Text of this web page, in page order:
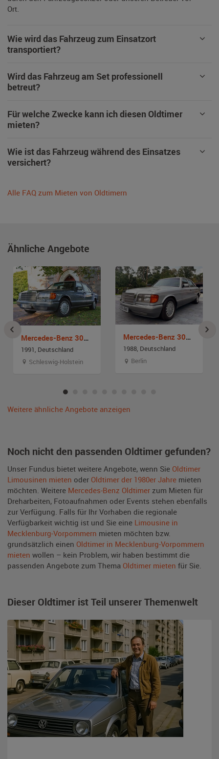
Ort.
Wie wird das Fahrzeug zum Einsatzort
transportiert?
Wird das Fahrzeug am Set professionell
betreut?
Für welche Zwecke kann ich diesen Oldtimer
mieten?
Wie ist das Fahrzeug während des Einsatzes
versichert?
Alle FAQ zum Mieten von Oldtimern
Ähnliche Angebote
Mercedes-Benz 300SEL W126
1991, Deutschland
Schleswig-Holstein
Mercedes-Benz 300 SE W126
1988, Deutschland
Berlin
Weitere ähnliche Angebote anzeigen
Noch nicht den passenden Oldtimer gefunden?
Unser Fundus bietet weitere Angebote, wenn Sie Oldtimer
Limousinen mieten oder Oldtimer der 1980er Jahre mieten
möchten. Weitere Mercedes-Benz Oldtimer zum Mieten für
Dreharbeiten, Fotoaufnahmen oder Events stehen ebenfalls
zur Verfügung. Falls für Ihr Vorhaben die regionale
Verfügbarkeit wichtig ist und Sie eine Limousine in
Mecklenburg-Vorpommern mieten möchten bzw.
grundsätzlich einen Oldtimer in Mecklenburg-Vorpommern
mieten wollen – kein Problem, wir haben bestimmt die
passenden Angebote zum Thema Oldtimer mieten für Sie.
Dieser Oldtimer ist Teil unserer Themenwelt